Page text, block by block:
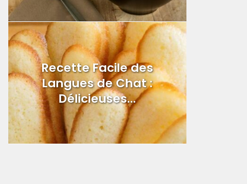
Recette Facile des
Langues de Chat :
Délicieuses...